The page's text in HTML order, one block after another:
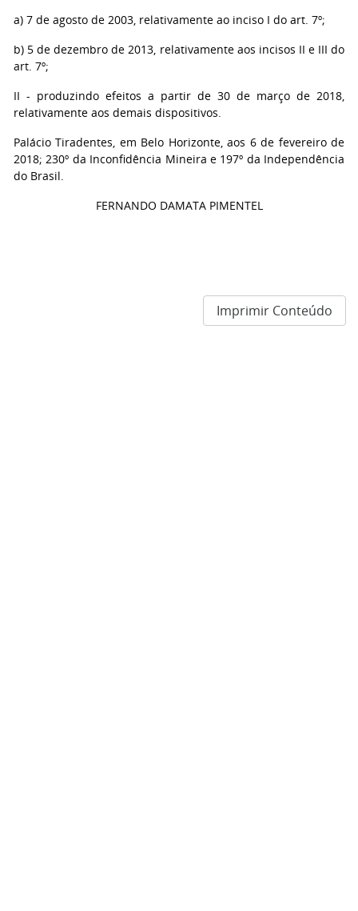
a) 7 de agosto de 2003, relativamente ao inciso I do art. 7º;
b) 5 de dezembro de 2013, relativamente aos incisos II e III do
art. 7º;
II - produzindo efeitos a partir de 30 de março de 2018,
relativamente aos demais dispositivos.
Palácio Tiradentes, em Belo Horizonte, aos 6 de fevereiro de
2018; 230º da Inconfidência Mineira e 197º da Independência
do Brasil.
FERNANDO DAMATA PIMENTEL
Imprimir Conteúdo